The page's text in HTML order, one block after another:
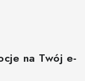
na Twój e-